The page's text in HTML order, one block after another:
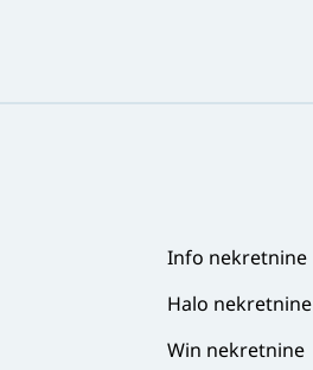
Info nekretnine
Halo nekretnine
Win nekretnine